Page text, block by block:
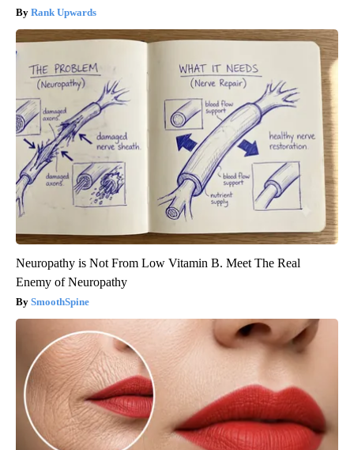
Rank Upwards
Neuropathy is Not From Low Vitamin B. Meet The Real
Enemy of Neuropathy
SmoothSpine